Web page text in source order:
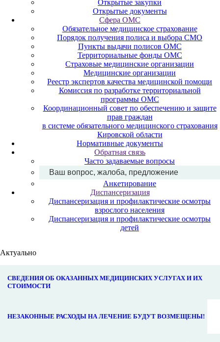
Открытые закупки
Открытые документы
Сфера ОМС
Обязательное медицинское страхование
Порядок получения полиса и выбора СМО
Пункты выдачи полисов ОМС
Территориальные фонды ОМС
Страховые медицинские организации
Медицинские организации
Реестр экспертов качества медицинской помощи
Комиссия по разработке территориальной
программы ОМС
Координационный совет по обеспечению и защите
прав граждан
в системе обязательного медицинского страхования
Кировской области
Нормативные документы
Обратная связь
Часто задаваемые вопросы
Ваш вопрос, жалоба, предложение
Анкетирование
Диспансеризация
Диспансеризация и профилактические осмотры
взрослого населения
Диспансеризация и профилактические осмотры
детей
Актуально
СВЕДЕНИЯ ОБ ОКАЗАННЫХ МЕДИЦИНСКИХ УСЛУГАХ И ИХ
СТОИМОСТИ
НЕЗАКОННЫЕ РАСХОДЫ НА ЛЕЧЕНИЕ БУДУТ ВОЗМЕЩЕНЫ!